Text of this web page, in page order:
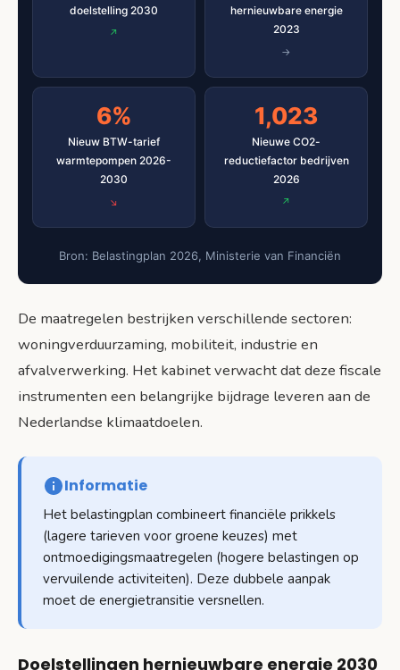
doelstelling 2030
hernieuwbare energie
2023
6%
Nieuw BTW-tarief
warmtepompen 2026-
2030
1,023
Nieuwe CO2-
reductiefactor bedrijven
2026
Bron: Belastingplan 2026, Ministerie van Financiën
De maatregelen bestrijken verschillende sectoren:
woningverduurzaming, mobiliteit, industrie en
afvalverwerking. Het kabinet verwacht dat deze fiscale
instrumenten een belangrijke bijdrage leveren aan de
Nederlandse klimaatdoelen.
Informatie
Het belastingplan combineert financiële prikkels
(lagere tarieven voor groene keuzes) met
ontmoedigingsmaatregelen (hogere belastingen op
vervuilende activiteiten). Deze dubbele aanpak
moet de energietransitie versnellen.
Doelstellingen hernieuwbare energie 2030